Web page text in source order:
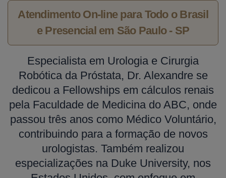
Atendimento On-line para Todo o Brasil
e Presencial em São Paulo - SP
Especialista em Urologia e Cirurgia
Robótica da Próstata, Dr. Alexandre se
dedicou a Fellowships em cálculos renais
pela Faculdade de Medicina do ABC, onde
passou três anos como Médico Voluntário,
contribuindo para a formação de novos
urologistas. Também realizou
especializações na Duke University, nos